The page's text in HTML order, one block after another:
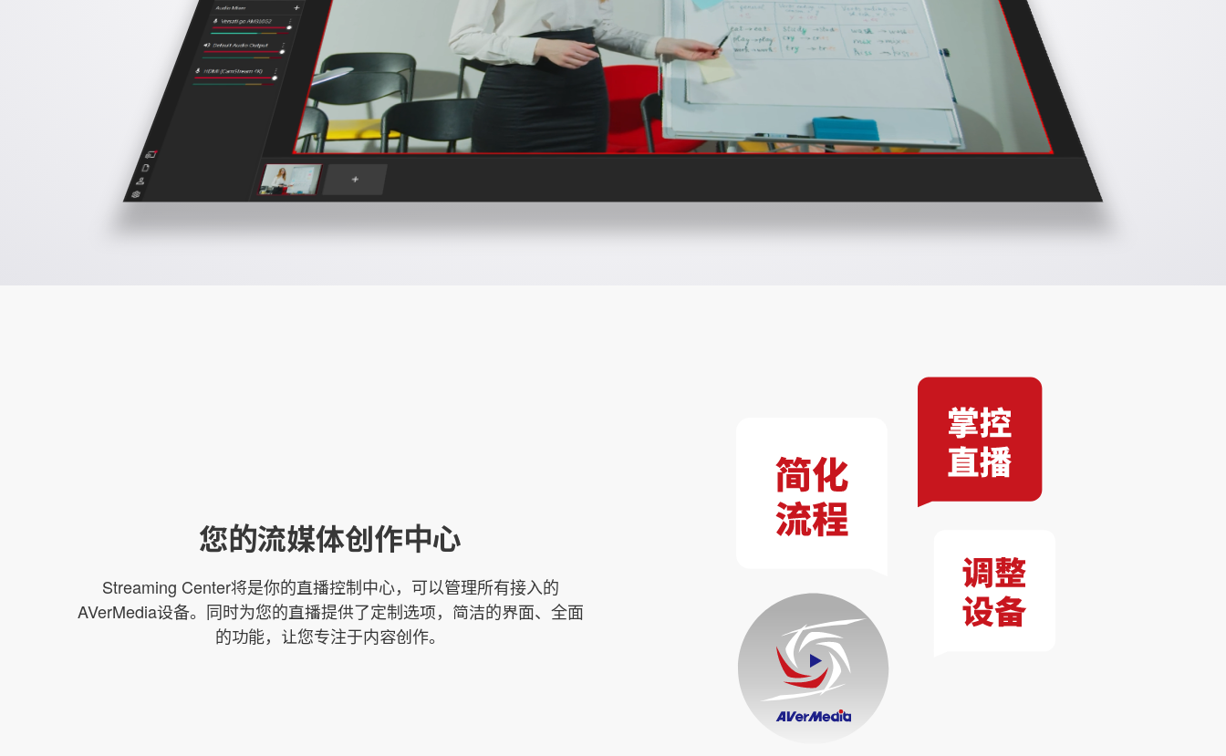
您的流媒体创作中心
Streaming Center将是你的直播控制中心，可以管理所有接入的
AVerMedia设备。同时为您的直播提供了定制选项，简洁的界面、全面
的功能，让您专注于内容创作。